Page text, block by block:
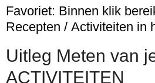
Favoriet: Binnen klik
Recepten / Activiteiten in
Uitleg Meten van
ACTIVITEITEN